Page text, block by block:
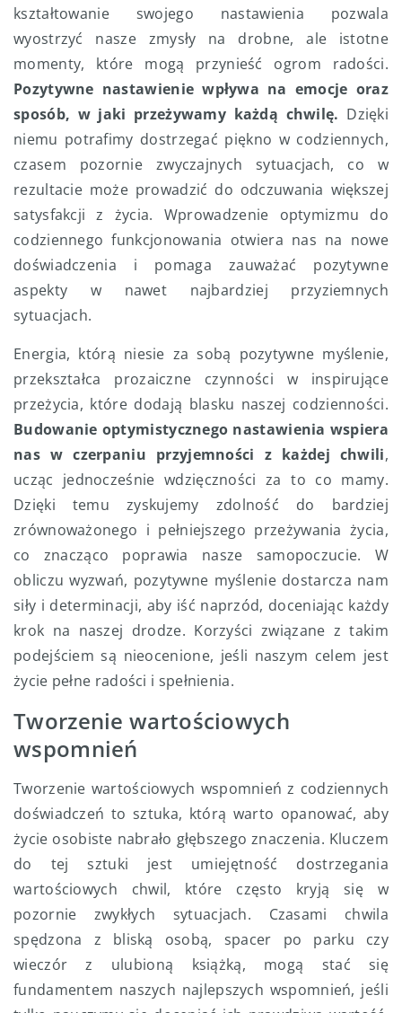
kształtowanie swojego nastawienia pozwala
wyostrzyć nasze zmysły na drobne, ale istotne
momenty, które mogą przynieść ogrom radości.
Pozytywne nastawienie wpływa na emocje oraz
sposób, w jaki przeżywamy każdą chwilę. Dzięki
niemu potrafimy dostrzegać piękno w codziennych,
czasem pozornie zwyczajnych sytuacjach, co w
rezultacie może prowadzić do odczuwania większej
satysfakcji z życia. Wprowadzenie optymizmu do
codziennego funkcjonowania otwiera nas na nowe
doświadczenia i pomaga zauważać pozytywne
aspekty w nawet najbardziej przyziemnych
sytuacjach.
Energia, którą niesie za sobą pozytywne myślenie,
przekształca prozaiczne czynności w inspirujące
przeżycia, które dodają blasku naszej codzienności.
Budowanie optymistycznego nastawienia wspiera
nas w czerpaniu przyjemności z każdej chwili,
ucząc jednocześnie wdzięczności za to co mamy.
Dzięki temu zyskujemy zdolność do bardziej
zrównoważonego i pełniejszego przeżywania życia,
co znacząco poprawia nasze samopoczucie. W
obliczu wyzwań, pozytywne myślenie dostarcza nam
siły i determinacji, aby iść naprzód, doceniając każdy
krok na naszej drodze. Korzyści związane z takim
podejściem są nieocenione, jeśli naszym celem jest
życie pełne radości i spełnienia.
Tworzenie wartościowych
wspomnień
Tworzenie wartościowych wspomnień z codziennych
doświadczeń to sztuka, którą warto opanować, aby
życie osobiste nabrało głębszego znaczenia. Kluczem
do tej sztuki jest umiejętność dostrzegania
wartościowych chwil, które często kryją się w
pozornie zwykłych sytuacjach. Czasami chwila
spędzona z bliską osobą, spacer po parku czy
wieczór z ulubioną książką, mogą stać się
fundamentem naszych najlepszych wspomnień, jeśli